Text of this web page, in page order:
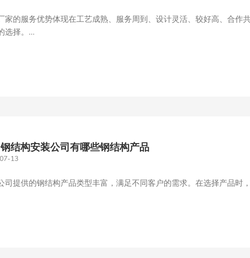
家的服务优势体现在工艺成熟、服务周到、设计灵活、较好高、合作
选择。...
结构安装公司有哪些钢结构产品
13
司提供的钢结构产品类型丰富，满足不同客户的需求。在选择产品时